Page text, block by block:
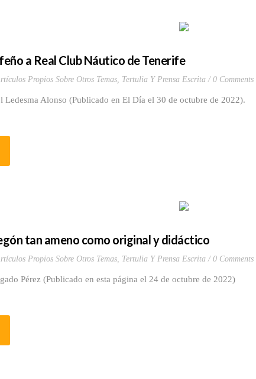
a Real Club Náutico de Tenerife
Propios Sobre Otros Temas, Tertulia Y Prensa Escrita 0 Comments
Ledesma Alonso (Publicado en El Día el 30 de octubre de 2022).
tan ameno como original y didáctico
Propios Sobre Otros Temas, Tertulia Y Prensa Escrita 0 Comments
Pérez (Publicado en esta página el 24 de octubre de 2022)